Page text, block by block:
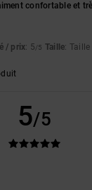
confortable et
/ prix: 5/5 Taille:
5/5